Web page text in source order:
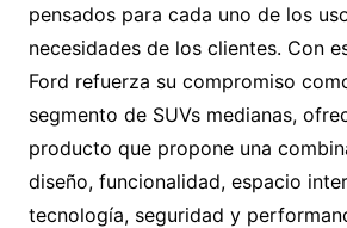
pensados para cada uno de los
necesidades de los clientes. Con
Ford refuerza su compromiso
segmento de SUVs medianas,
producto que propone una
diseño, funcionalidad, espacio
tecnología, seguridad y